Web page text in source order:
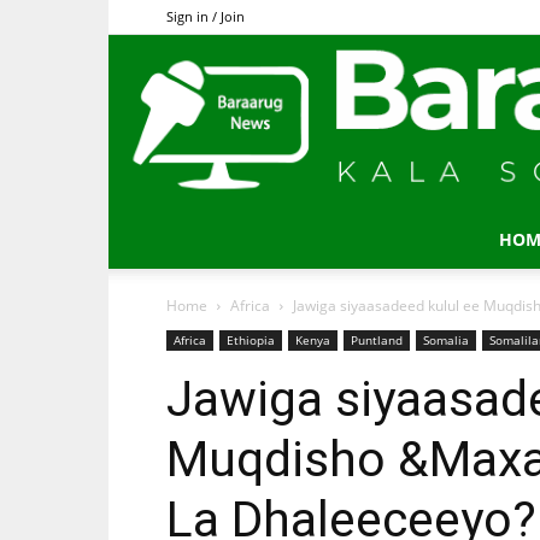
Sign in / Join
Home Africa Jawiga siyaasadeed kulul ee
Africa Ethiopia Kenya Puntland Somalia
Jawiga
Muqdisho
La Dhaleeceeyo?